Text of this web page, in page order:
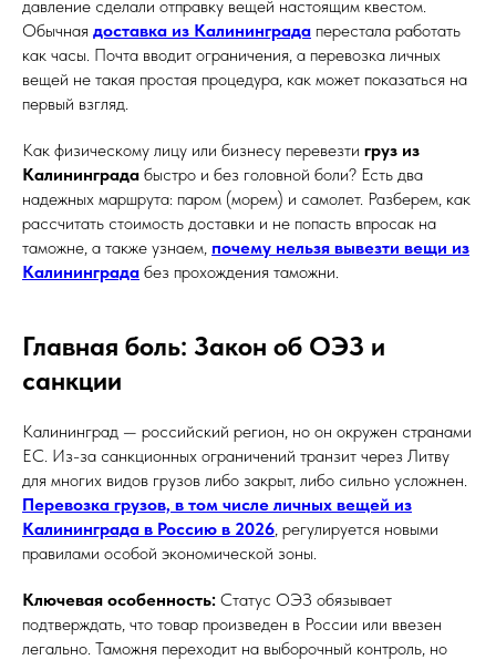
давление сделали отправку вещей настоящим квестом.
Обычная доставка из Калининграда перестала работать
как часы. Почта вводит ограничения, а перевозка личных
вещей не такая простая процедура, как может показаться на
первый взгляд.
Как физическому лицу или бизнесу перевезти груз из
Калининграда быстро и без головной боли? Есть два
надежных маршрута: паром (морем) и самолет. Разберем, как
рассчитать стоимость доставки и не попасть впросак на
таможне, а также узнаем, почему нельзя вывезти вещи из
Калининграда без прохождения таможни.
Главная боль: Закон об ОЭЗ и
санкции
Калининград — российский регион, но он окружен странами
ЕС. Из-за санкционных ограничений транзит через Литву
для многих видов грузов либо закрыт, либо сильно усложнен.
Перевозка грузов, в том числе личных вещей из
Калининграда в Россию в 2026, регулируется новыми
правилами особой экономической зоны.
Ключевая особенность: Статус ОЭЗ обязывает
подтверждать, что товар произведен в России или ввезен
легально. Таможня переходит на выборочный контроль, но